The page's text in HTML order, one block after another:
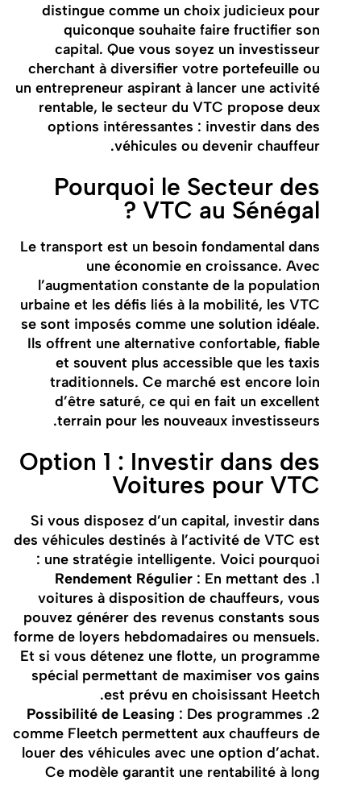
distingue comme un choix judicieux pour
quiconque souhaite faire fructifier son
capital. Que vous soyez un investisseur
cherchant à diversifier votre portefeuille ou
un entrepreneur aspirant à lancer une activité
rentable, le secteur du VTC propose deux
options intéressantes : investir dans des
véhicules ou devenir chauffeur.
Pourquoi le Secteur des
VTC au Sénégal ?
Le transport est un besoin fondamental dans
une économie en croissance. Avec
l’augmentation constante de la population
urbaine et les défis liés à la mobilité, les VTC
se sont imposés comme une solution idéale.
Ils offrent une alternative confortable, fiable
et souvent plus accessible que les taxis
traditionnels. Ce marché est encore loin
d’être saturé, ce qui en fait un excellent
terrain pour les nouveaux investisseurs.
Option 1 : Investir dans des
Voitures pour VTC
Si vous disposez d’un capital, investir dans
des véhicules destinés à l’activité de VTC est
une stratégie intelligente. Voici pourquoi :
1.
Rendement Régulier : En mettant des
voitures à disposition de chauffeurs, vous
pouvez générer des revenus constants sous
forme de loyers hebdomadaires ou mensuels.
Et si vous détenez une flotte, un programme
spécial permettant de maximiser vos gains
est prévu en choisissant Heetch.
2.
: Des programmes
comme Fleetch permettent aux chauffeurs de
louer des véhicules avec une option d’achat.
Ce modèle garantit une rentabilité à long